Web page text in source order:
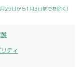
29日から1月3日までを除く）
護
ティ